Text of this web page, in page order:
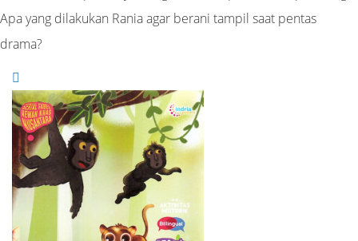
Apa yang dilakukan Rania agar berani tampil saat pentas
drama?